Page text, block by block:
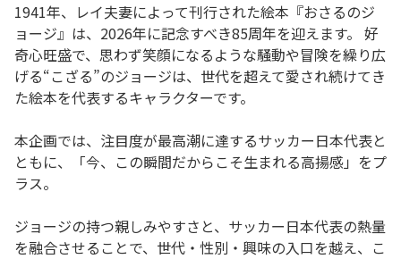
1941年、レイ夫妻によって刊行された絵本『おさるのジ
ョージ』は、2026年に記念すべき85周年を迎えます。 好
奇心旺盛で、思わず笑顔になるような騒動や冒険を繰り広
げる“こざる”のジョージは、世代を超えて愛され続けてき
た絵本を代表するキャラクターです。
本企画では、注目度が最高潮に達するサッカー日本代表と
ともに、「今、この瞬間だからこそ生まれる高揚感」をプ
ラス。
ジョージの持つ親しみやすさと、サッカー日本代表の熱量
を融合させることで、世代・性別・興味の入口を越え、こ